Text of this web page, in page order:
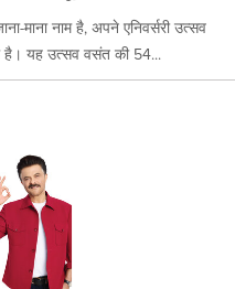
माना नाम है, अपने एनिवर्सरी उत्सव
है। यह उत्सव वसंत की 54...